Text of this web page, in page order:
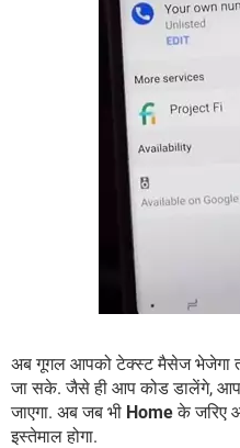
अब गूगल आपको टेक्स्ट मैसेज भेजेगा
जा सके. जैसे ही आप कोड डालेंगे,
जाएगा. अब जब भी Homeके जरिए
इस्तेमाल होगा.